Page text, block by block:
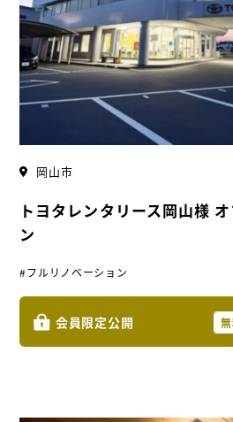
岡山市
トヨタレンタリース岡山様
ン
#フルリノベーション
会員限定公開